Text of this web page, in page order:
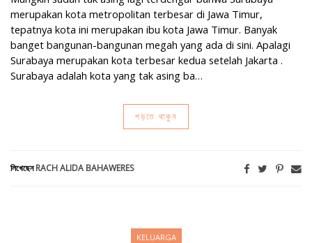
merupakan kota metropolitan terbesar di Jawa Timur,
tepatnya kota ini merupakan ibu kota Jawa Timur. Banyak
banget bangunan-bangunan megah yang ada di sini. Apalagi
Surabaya merupakan kota terbesar kedua setelah Jakarta .
Surabaya adalah kota yang tak asing ba…
পড়তে থাকুন
লিখেছেনRACH ALIDA BAHAWERES
KELUARGA